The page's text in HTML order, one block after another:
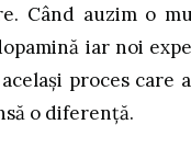
Când auzim o
iar noi
proces care
o diferență.